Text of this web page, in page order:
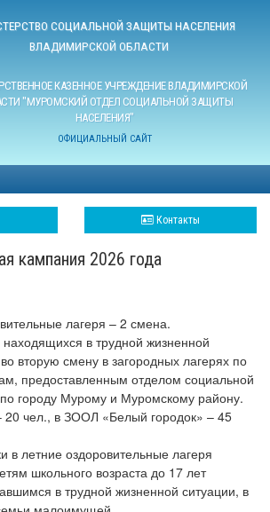
СОЦИАЛЬНОЙ ЗАЩИТЫ НАСЕЛЕНИЯ
ВЛАДИМИРСКОЙ ОБЛАСТИ
КАЗЕННОЕ УЧРЕЖДЕНИЕ ВЛАДИМИРСКОЙ
"МУРОМСКИЙ ОТДЕЛ СОЦИАЛЬНОЙ ЗАЩИТЫ
НАСЕЛЕНИЯ"
ОФИЦИАЛЬНЫЙ САЙТ
Контакты
кампания 2026 года
лагеря – 2 смена.
в трудной жизненной
вторую смену в загородных лагерях по
предоставленным отделом социальной
городу Мурому и Муромскому району.
чел., в ЗООЛ «Белый городок» – 45
в летние оздоровительные лагеря
школьного возраста до 17 лет
в трудной жизненной ситуации, в